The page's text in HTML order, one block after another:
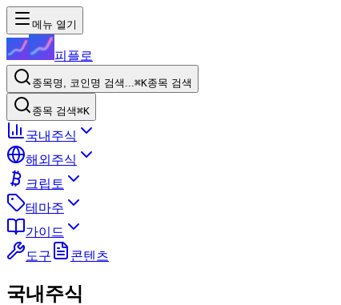
메뉴 열기
피플로
종목명, 코인명 검색...⌘K종목 검색
종목 검색⌘K
국내주식
해외주식
크립토
테마주
가이드
도구
콘텐츠
국내주식